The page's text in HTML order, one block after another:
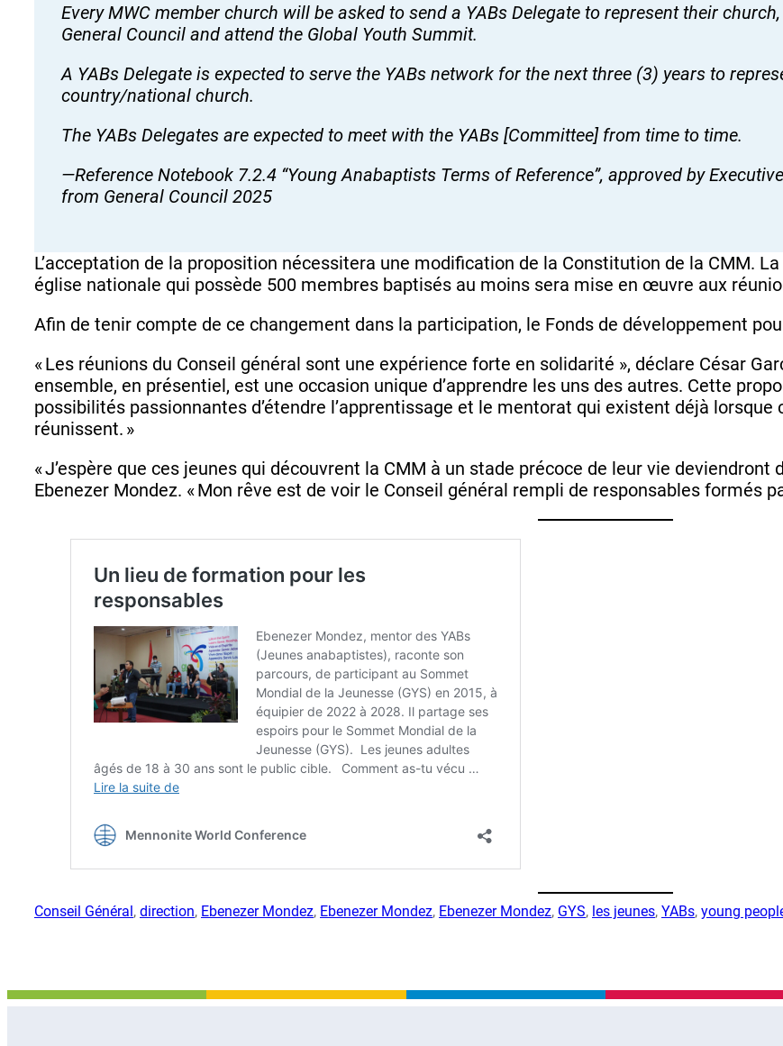
Every MWC member church will be asked to send a YABs Delegate to represent their
General Council and attend the Global Youth Summit.
A YABs Delegate is expected to serve the YABs network for the next three (3) years to
country/national church.
The YABs Delegates are expected to meet with the YABs [Committee] from time to time.
—Reference Notebook 7.2.4 “Young Anabaptists Terms of Reference”, approved by
from General Council 2025
L’acceptation de la proposition nécessitera une modification de la Constitution de la CMM.
église nationale qui possède 500 membres baptisés au moins sera mise en œuvre aux
Afin de tenir compte de ce changement dans la participation, le Fonds de développement
« Les réunions du Conseil général sont une expérience forte en solidarité », déclare César
ensemble, en présentiel, est une occasion unique d’apprendre les uns des autres. Cette
possibilités passionnantes d’étendre l’apprentissage et le mentorat qui existent déjà
réunissent. »
« J’espère que ces jeunes qui découvrent la CMM à un stade précoce de leur vie deviendront
Ebenezer Mondez. « Mon rêve est de voir le Conseil général rempli de responsables formés
Conseil Général, direction, Ebenezer Mondez, Ebenezer Mondez, Ebenezer Mondez, GYS, les jeunes, YABs, young